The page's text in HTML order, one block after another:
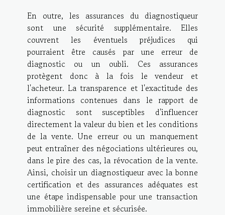
En outre, les assurances du diagnostiqueur
sont une sécurité supplémentaire. Elles
couvrent les éventuels préjudices qui
pourraient être causés par une erreur de
diagnostic ou un oubli. Ces assurances
protègent donc à la fois le vendeur et
l'acheteur. La transparence et l'exactitude des
informations contenues dans le rapport de
diagnostic sont susceptibles d'influencer
directement la valeur du bien et les conditions
de la vente. Une erreur ou un manquement
peut entraîner des négociations ultérieures ou,
dans le pire des cas, la révocation de la vente.
Ainsi, choisir un diagnostiqueur avec la bonne
certification et des assurances adéquates est
une étape indispensable pour une transaction
immobilière sereine et sécurisée.